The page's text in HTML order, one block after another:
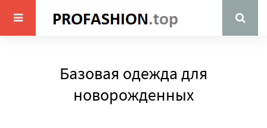
Базовая одежда для
новорожденных